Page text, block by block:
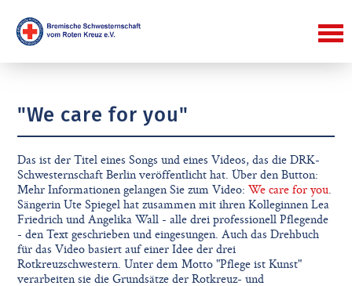
"We care for you"
Das ist der Titel eines Songs und eines Videos, das die DRK-
Schwesternschaft Berlin veröffentlicht hat. Über den Button:
Mehr Informationen gelangen Sie zum Video:We care for you
Sängerin Ute Spiegel hat zusammen mit ihren Kolleginnen Lea
Friedrich und Angelika Wall - alle drei professionell Pflegende
- den Text geschrieben und eingesungen. Auch das Drehbuch
für das Video basiert auf einer Idee der drei
Rotkreuzschwestern. Unter dem Motto "Pflege ist Kunst"
verarbeiten sie die Grundsätze der Rotkreuz- und